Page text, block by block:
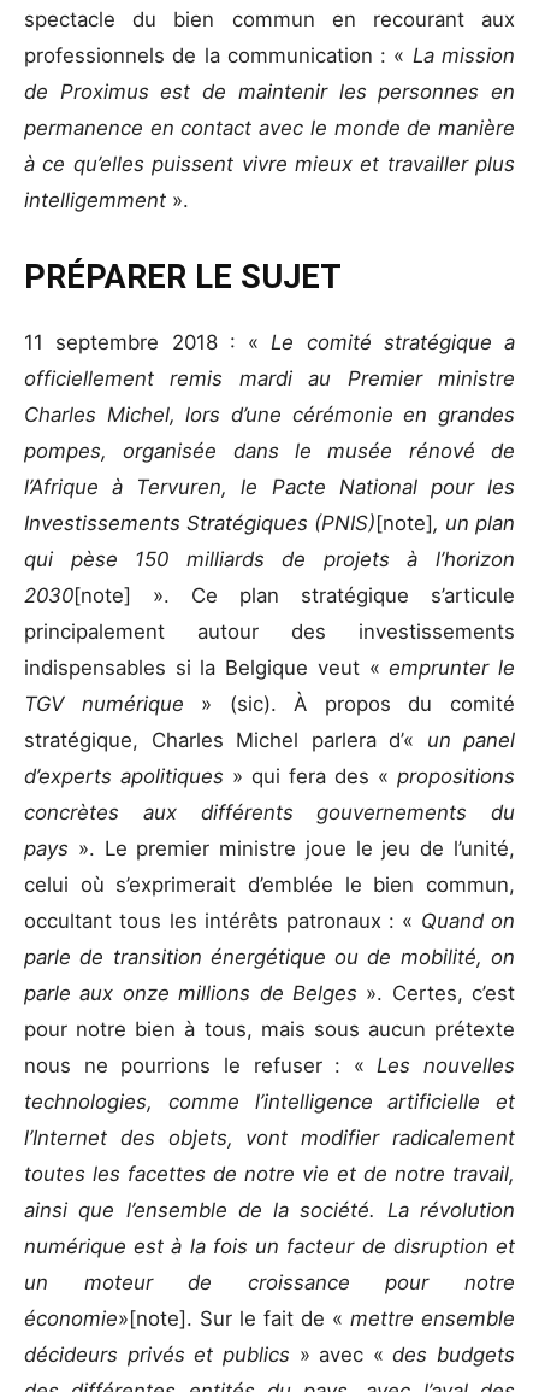
spectacle du bien commun en recourant aux
professionnels de la communication : « La mission
de Proximus est de maintenir les personnes en
permanence en contact avec le monde de manière
à ce qu’elles puissent vivre mieux et travailler plus
intelligemment ».
PRÉPARER LE SUJET
11 septembre 2018 : « Le comité stratégique a
officiellement remis mardi au Premier ministre
Charles Michel, lors d’une cérémonie en grandes
pompes, organisée dans le musée rénové de
l’Afrique à Tervuren, le Pacte National pour les
Investissements Stratégiques (PNIS)[note], un plan
qui pèse 150 milliards de projets à l’horizon
2030[note] ». Ce plan stratégique s’articule
principalement autour des investissements
indispensables si la Belgique veut «emprunter le
TGV numérique » (sic). À propos du comité
stratégique, Charles Michel parlera d’« un panel
d’experts apolitiques » qui fera des « propositions
concrètes aux différents gouvernements du
pays ». Le premier ministre joue le jeu de l’unité,
celui où s’exprimerait d’emblée le bien commun,
occultant tous les intérêts patronaux : « Quand on
parle de transition énergétique ou de mobilité, on
parle aux onze millions de Belges ». Certes, c’est
pour notre bien à tous, mais sous aucun prétexte
nous ne pourrions le refuser : « Les nouvelles
technologies, comme l’intelligence artificielle et
l’Internet des objets, vont modifier radicalement
toutes les facettes de notre vie et de notre travail,
ainsi que l’ensemble de la société. La révolution
numérique est à la fois un facteur de disruption et
un moteur de croissance pour notre
économie»[note]. Sur le fait de « mettre ensemble
décideurs privés et publics » avec «des budgets